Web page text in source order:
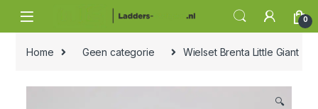
0
Home Geen categorie Wielset Brenta Little Giant
🔍